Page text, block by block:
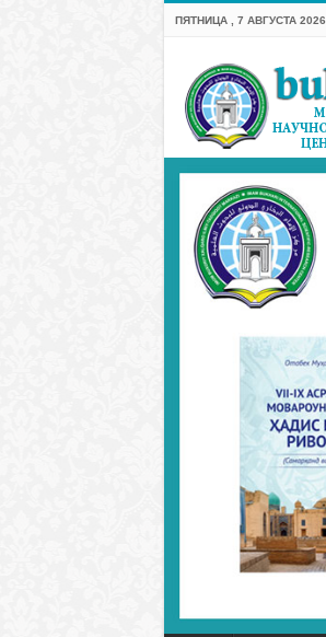
ПЯТНИЦА , 7 АВГУСТА 2026